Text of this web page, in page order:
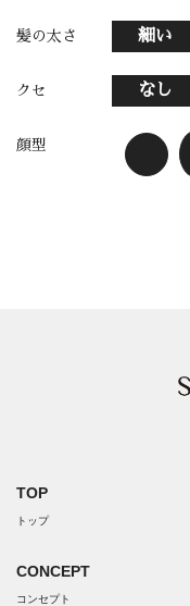
髪の太さ 細い
クセ なし
顔型
TOP
トップ
CONCEPT
コンセプト